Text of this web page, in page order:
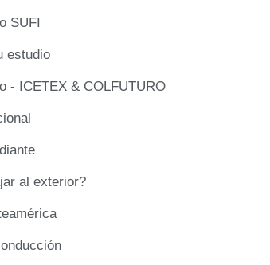
SUFI
estudio
- ICETEX & COLFUTURO
al exterior?